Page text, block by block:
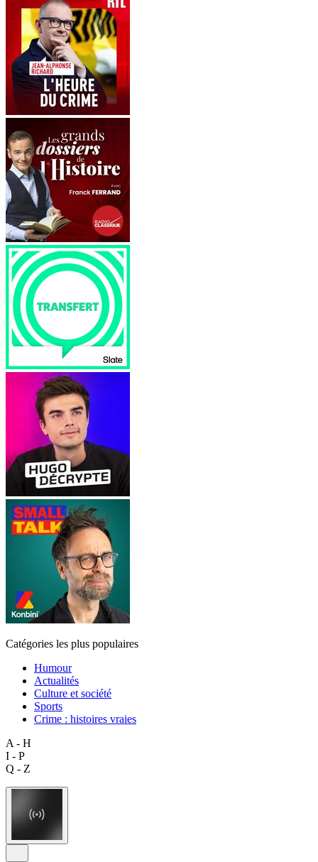
Catégories les plus populaires
Humour
Actualités
Culture et société
Sports
Crime : histoires vraies
A - H
I - P
Q - Z